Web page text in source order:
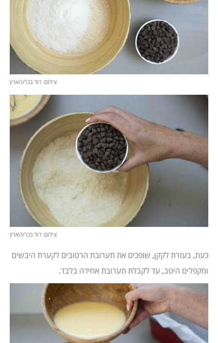
צילום: דוד בכר/הארץ
צילום: דוד בכר/הארץ
כעת, בעזרת לקקן, שופכים את תערובת הרטובים לקערת היבשים
ומקפלים היטב, עד לקבלת תערובת אחידה בלבד.